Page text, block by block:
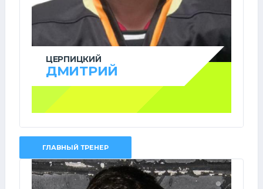
ЦЕРПИЦКИЙ
ДМИТРИЙ
ГЛАВНЫЙ ТРЕНЕР